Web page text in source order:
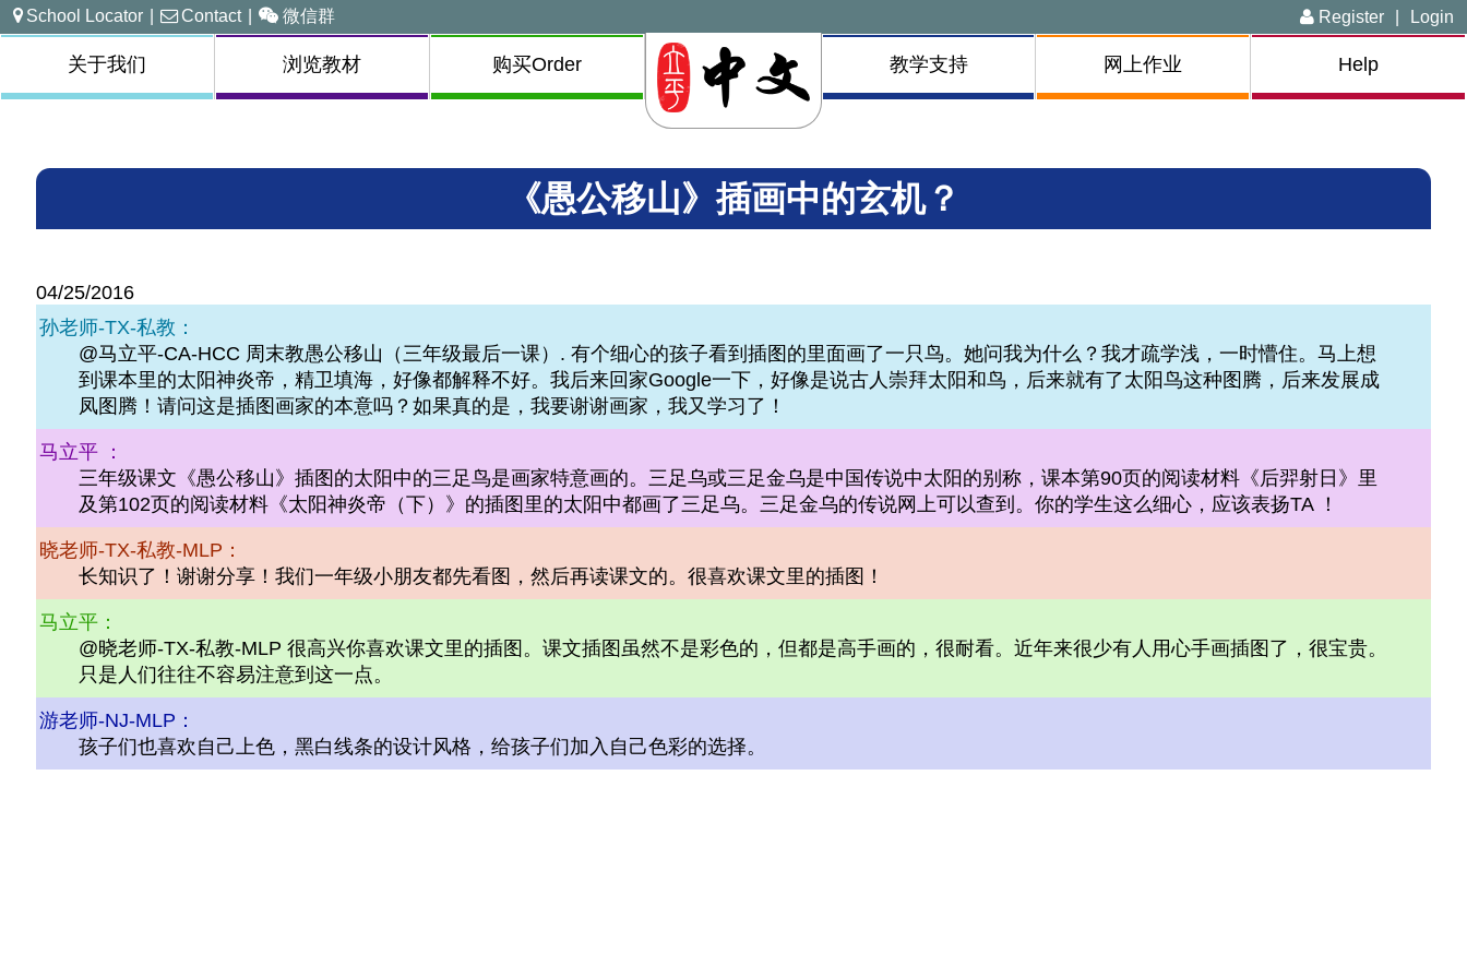
School Locator | Contact | 微信群 Register | Login
关于我们 浏览教材 购买Order 教学支持 网上作业 Help
《愚公移山》插画中的玄机？
04/25/2016
孙老师-TX-私教：
@马立平-CA-HCC 周末教愚公移山（三年级最后一课）. 有个细心的孩子看到插图的里面画了一只鸟。她问我为什么？我才疏学浅，一时懵住。马上想
到课本里的太阳神炎帝，精卫填海，好像都解释不好。我后来回家Google一下，好像是说古人崇拜太阳和鸟，后来就有了太阳鸟这种图腾，后来发展成
凤图腾！请问这是插图画家的本意吗？如果真的是，我要谢谢画家，我又学习了！
马立平 ：
三年级课文《愚公移山》插图的太阳中的三足鸟是画家特意画的。三足乌或三足金乌是中国传说中太阳的别称，课本第90页的阅读材料《后羿射日》里
及第102页的阅读材料《太阳神炎帝（下）》的插图里的太阳中都画了三足乌。三足金乌的传说网上可以查到。你的学生这么细心，应该表扬TA ！
晓老师-TX-私教-MLP：
长知识了！谢谢分享！我们一年级小朋友都先看图，然后再读课文的。很喜欢课文里的插图！
马立平：
@晓老师-TX-私教-MLP 很高兴你喜欢课文里的插图。课文插图虽然不是彩色的，但都是高手画的，很耐看。近年来很少有人用心手画插图了，很宝贵。
只是人们往往不容易注意到这一点。
游老师-NJ-MLP：
孩子们也喜欢自己上色，黑白线条的设计风格，给孩子们加入自己色彩的选择。